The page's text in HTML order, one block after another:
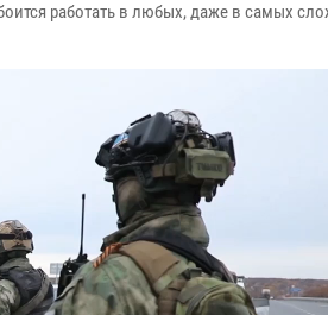
работать в любых, даже в самых